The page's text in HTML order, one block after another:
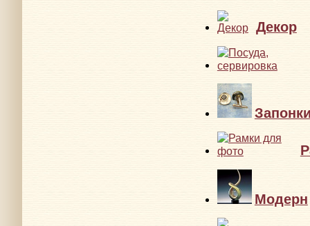
Декор
Модерн